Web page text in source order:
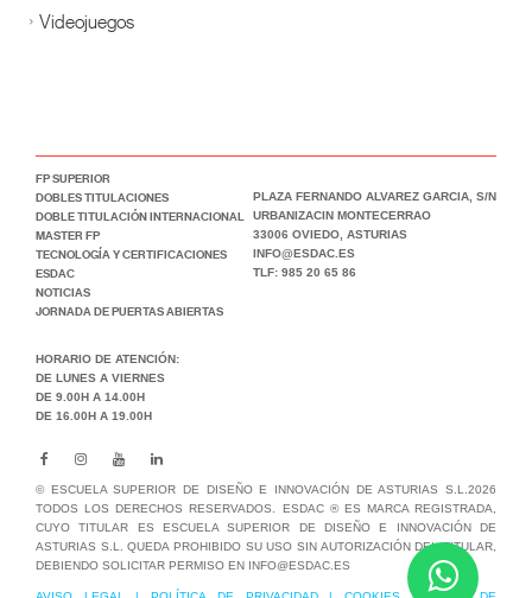
Videojuegos
FP SUPERIOR
DOBLES TITULACIONES
DOBLE TITULACIÓN INTERNACIONAL
MASTER FP
TECNOLOGÍA Y CERTIFICACIONES
ESDAC
NOTICIAS
JORNADA DE PUERTAS ABIERTAS
PLAZA FERNANDO ALVAREZ GARCIA, S/N
URBANIZACIN MONTECERRAO
33006 OVIEDO, ASTURIAS
INFO@ESDAC.ES
TLF: 985 20 65 86
HORARIO DE ATENCIÓN:
DE LUNES A VIERNES
DE 9.00H A 14.00H
DE 16.00H A 19.00H
© ESCUELA SUPERIOR DE DISEÑO E INNOVACIÓN DE ASTURIAS S.L.2026
TODOS LOS DERECHOS RESERVADOS. ESDAC ® ES MARCA REGISTRADA,
CUYO TITULAR ES ESCUELA SUPERIOR DE DISEÑO E INNOVACIÓN DE
ASTURIAS S.L. QUEDA PROHIBIDO SU USO SIN AUTORIZACIÓN DEL TITULAR,
DEBIENDO SOLICITAR PERMISO EN INFO@ESDAC.ES